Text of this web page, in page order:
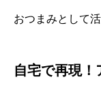
おつまみとして活
自宅で再現！